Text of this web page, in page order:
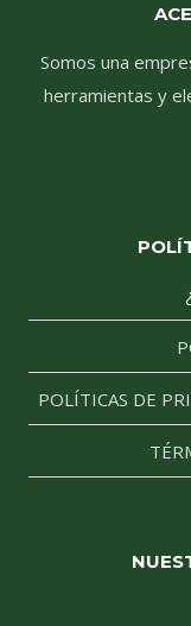
Somos una
herramientas y
POLÍTICAS DE